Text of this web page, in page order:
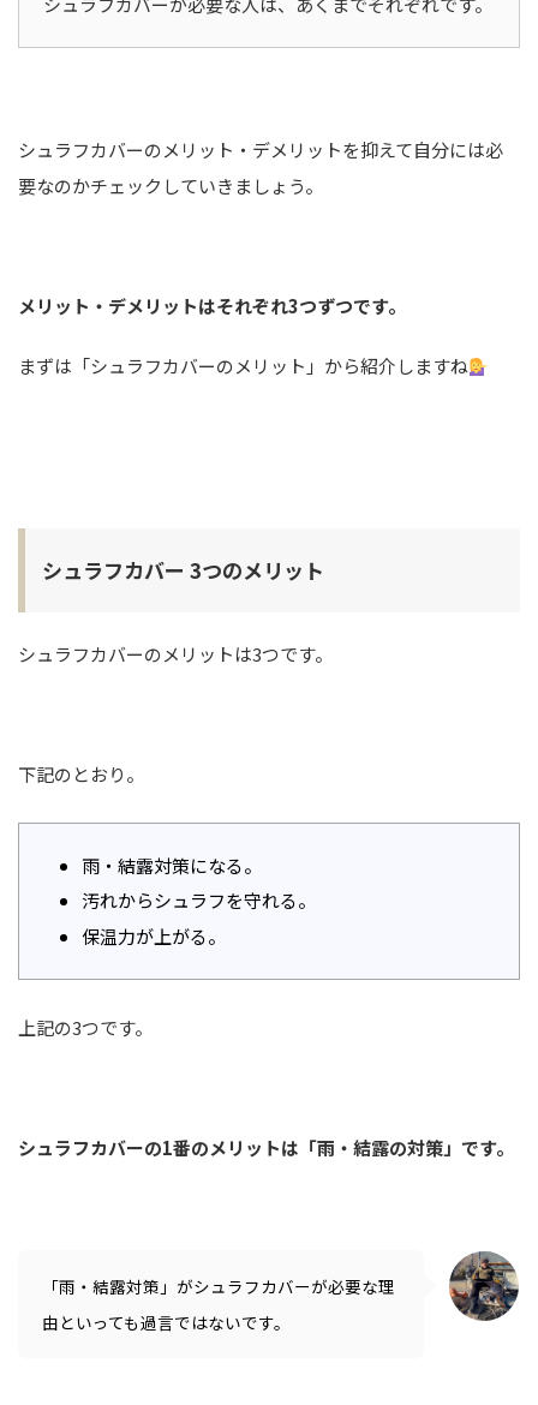
シュラフカバーのメリット・デメリットを抑えて自分には必
要なのかチェックしていきましょう。
メリット・デメリットはそれぞれ3つずつです。
まずは「シュラフカバーのメリット」から紹介しますね
シュラフカバー 3つのメリット
シュラフカバーのメリットは3つです。
下記のとおり。
雨・結露対策になる。
汚れからシュラフを守れる。
保温力が上がる。
上記の3つです。
シュラフカバーの1番のメリットは「雨・結露の対策」です。
「雨・結露対策」がシュラフカバーが必要な理
由といっても過言ではないです。